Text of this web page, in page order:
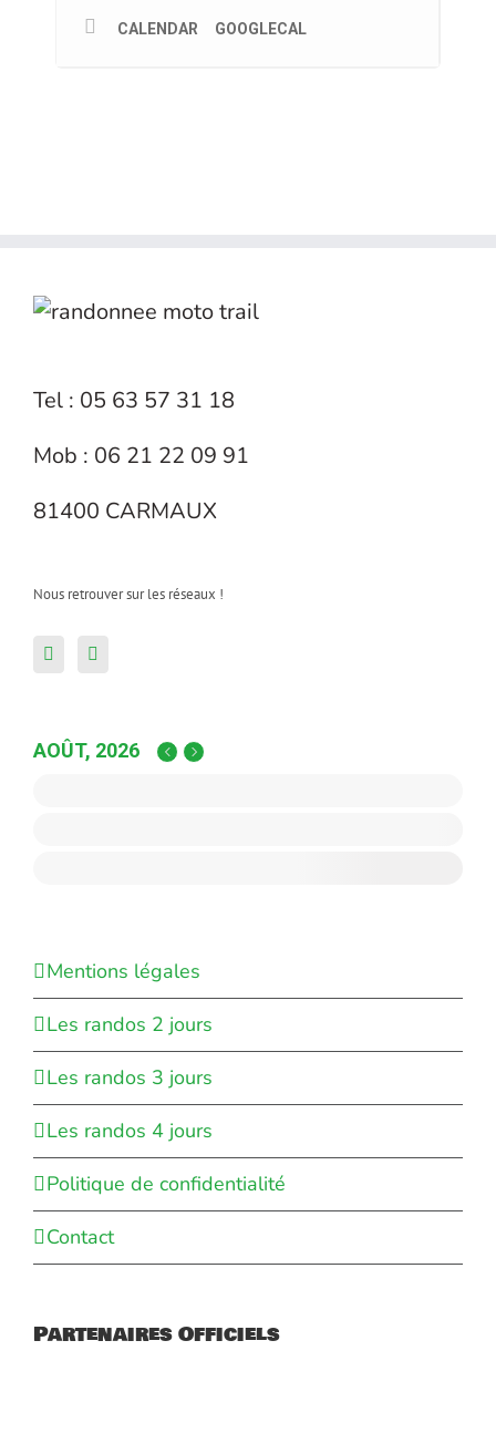
CALENDAR GOOGLECAL
Tel : 05 63 57 31 18
Mob : 06 21 22 09 91
81400 CARMAUX
Nous retrouver sur les réseaux !
AOÛT, 2026
Mentions légales
Les randos 2 jours
Les randos 3 jours
Les randos 4 jours
Politique de confidentialité
Contact
Partenaires Officiels